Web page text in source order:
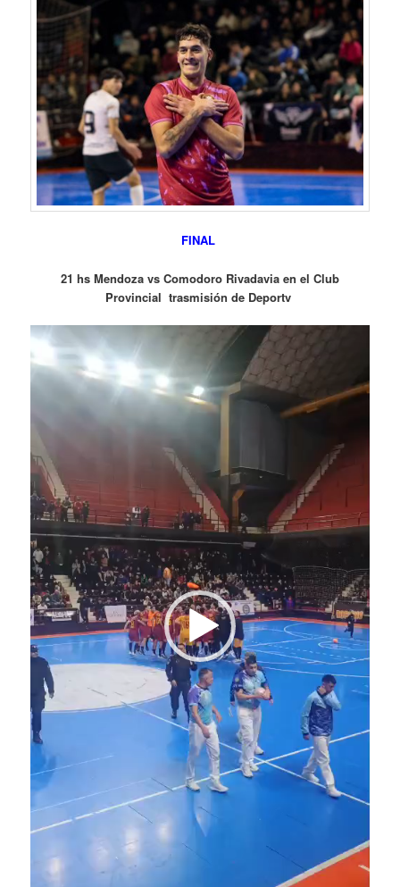
FINAL
21 hs Mendoza vs Comodoro Rivadavia en el Club
Provincial trasmisión de Deportv
Reproductor
de
vídeo